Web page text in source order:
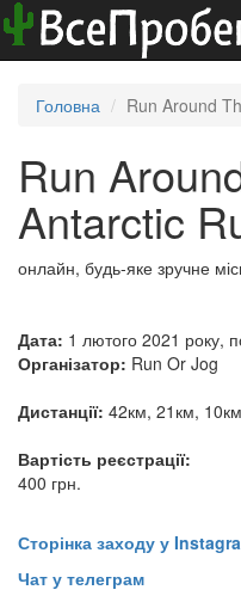
Головна Run Around
Run
Antarctic
онлайн, будь-яке зручне
Дата: 1 лютого 2021 року,
Організатор: Run Or Jog
Дистанції: 42км, 21км,
Вартість реєстрації:
400 грн.
Сторінка заходу у
Чат у телеграм